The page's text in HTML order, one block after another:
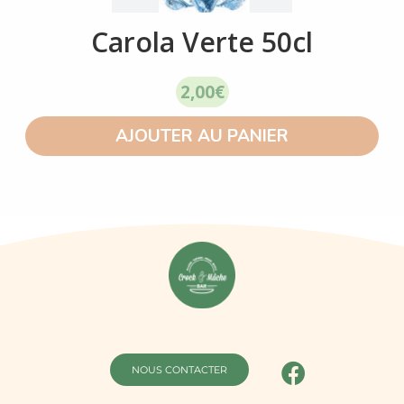
Carola Verte 50cl
2,00€
AJOUTER AU PANIER
NOUS CONTACTER